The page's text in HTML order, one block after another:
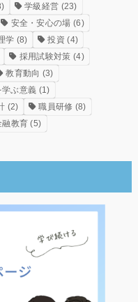
学級経営 (23)
安全・安心の場 (6)
学 (8) 投資 (4)
採用試験対策 (4)
教育動向 (3)
学ぶ意義 (1)
(2) 職員研修 (8)
融教育 (5)